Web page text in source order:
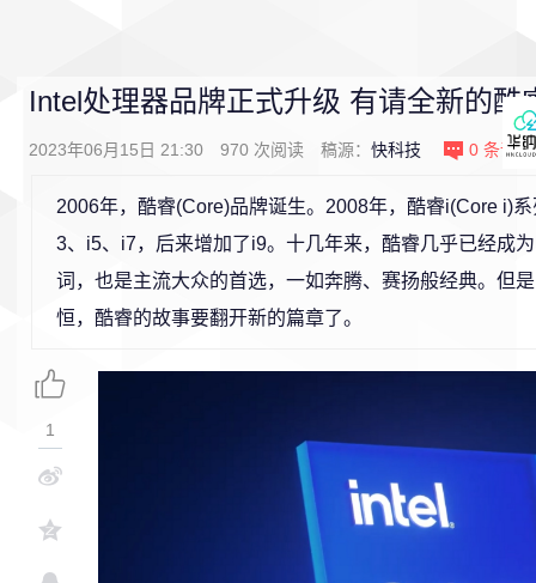
Intel处理器品牌正式升级 有请全新的酷
2023年06月15日 21:30 970 次阅读 稿源： 快科技 0 条评论
2006年，酷睿(Core)品牌诞生。2008年，酷睿i(Core i)
3、i5、i7，后来增加了i9。十几年来，酷睿几乎已经成
词，也是主流大众的首选，一如奔腾、赛扬般经典。但
恒，酷睿的故事要翻开新的篇章了。
1